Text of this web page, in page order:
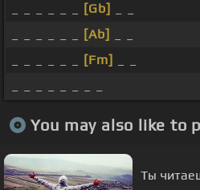
[Gb]
[Ab]
[Fm]
You may also like to
Ты